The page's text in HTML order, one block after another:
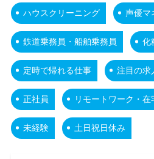
ハウスクリーニング 声優マ
鉄道乗務員・船舶乗務員 化
定時で帰れる仕事 注目の求
正社員 リモートワーク・在
未経験 土日祝日休み